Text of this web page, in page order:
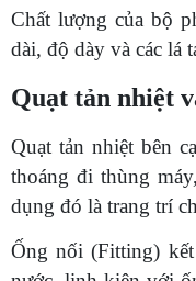
Chất lượng của bộ
dài, độ dày và các lá
Quạt tản nhiệt
Quạt tản nhiệt bên
thoáng đi thùng
dụng đó là trang trí
Ống nối (Fitting)